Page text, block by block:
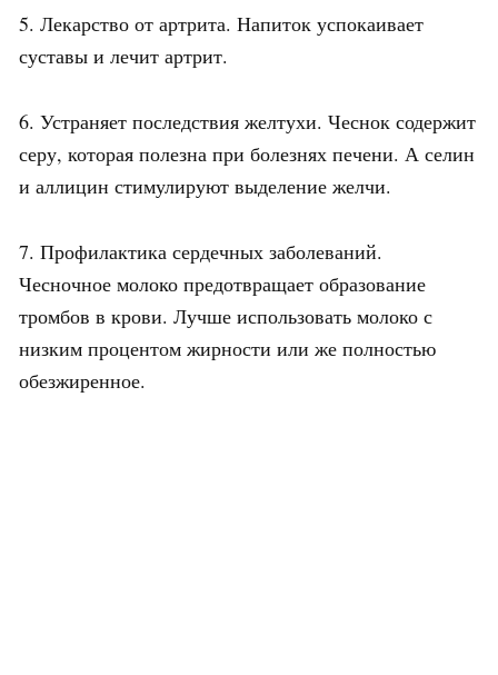
5. Лекарство от артрита. Напиток успокаивает
суставы и лечит артрит.
6. Устраняет последствия желтухи. Чеснок содержит
серу, которая полезна при болезнях печени. А селин
и аллицин стимулируют выделение желчи.
7. Профилактика сердечных заболеваний.
Чесночное молоко предотвращает образование
тромбов в крови. Лучше использовать молоко с
низким процентом жирности или же полностью
обезжиренное.